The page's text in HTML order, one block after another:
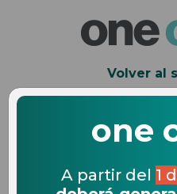
Volver al
Blog One
one
A partir del 1